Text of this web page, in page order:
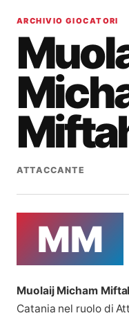
ARCHIVIO GIOCATORI
ATTACCANTE
MM
Muolaij Micham
Catania nel ruolo di